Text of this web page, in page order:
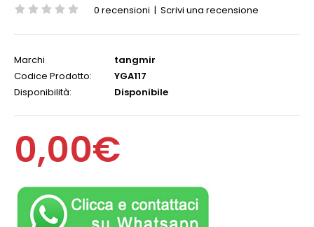
0 recensioni | Scrivi una recensione
Marchi
tangmir
Codice Prodotto:
YGA117
Disponibilità:
Disponibile
0,00€